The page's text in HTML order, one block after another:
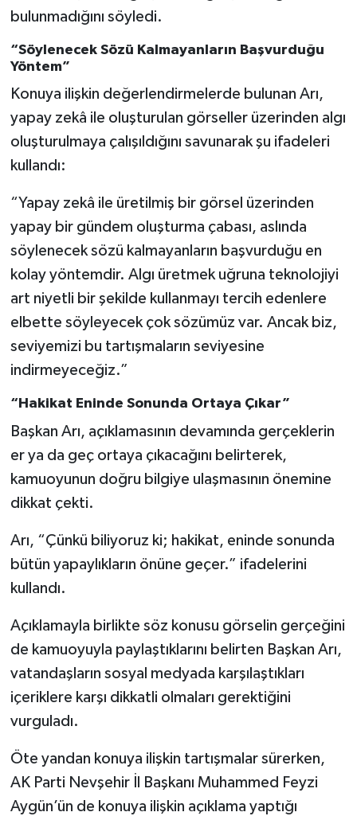
bulunmadığını söyledi.
“Söylenecek Sözü Kalmayanların Başvurduğu
Yöntem”
Konuya ilişkin değerlendirmelerde bulunan Arı,
yapay zekâ ile oluşturulan görseller üzerinden algı
oluşturulmaya çalışıldığını savunarak şu ifadeleri
kullandı:
“Yapay zekâ ile üretilmiş bir görsel üzerinden
yapay bir gündem oluşturma çabası, aslında
söylenecek sözü kalmayanların başvurduğu en
kolay yöntemdir. Algı üretmek uğruna teknolojiyi
art niyetli bir şekilde kullanmayı tercih edenlere
elbette söyleyecek çok sözümüz var. Ancak biz,
seviyemizi bu tartışmaların seviyesine
indirmeyeceğiz.”
“Hakikat Eninde Sonunda Ortaya Çıkar”
Başkan Arı, açıklamasının devamında gerçeklerin
er ya da geç ortaya çıkacağını belirterek,
kamuoyunun doğru bilgiye ulaşmasının önemine
dikkat çekti.
Arı, “Çünkü biliyoruz ki; hakikat, eninde sonunda
bütün yapaylıkların önüne geçer.” ifadelerini
kullandı.
Açıklamayla birlikte söz konusu görselin gerçeğini
de kamuoyuyla paylaştıklarını belirten Başkan Arı,
vatandaşların sosyal medyada karşılaştıkları
içeriklere karşı dikkatli olmaları gerektiğini
vurguladı.
Öte yandan konuya ilişkin tartışmalar sürerken,
AK Parti Nevşehir İl Başkanı Muhammed Feyzi
Aygün’ün de konuya ilişkin açıklama yaptığı